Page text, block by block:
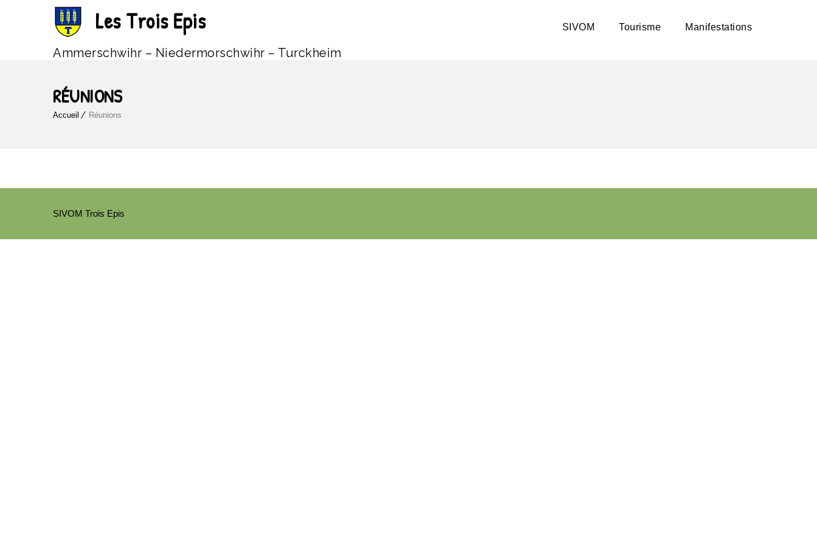
Les Trois Epis
Ammerschwihr – Niedermorschwihr – Turckheim
SIVOM Tourisme Manifestations
RÉUNIONS
Accueil Réunions
SIVOM Trois Epis